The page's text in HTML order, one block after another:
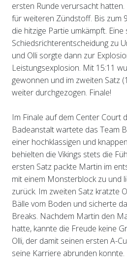
ersten Runde verursacht
für weiteren Zündstoff. Bis zum
die hitzige Partie umkämpft.
Schiedsrichterentscheidung zu
und Olli sorgte dann zur
Leistungsexplosion. Mit 15:11
gewonnen und im zweiten Satz
weiter durchgezogen. Finale!
Im Finale auf dem Center Court
Badeanstalt wartete das Team
einer hochklassigen und
behielten die Vikings stets die
ersten Satz packte Martin im
mit einem Monsterblock zu und
zurück. Im zweiten Satz kratzte
Bälle vom Boden und sicherte
Breaks. Nachdem Martin den
hatte, kannte die Freude keine
Olli, der damit seinen ersten A-
seine Karriere abrunden konnte.